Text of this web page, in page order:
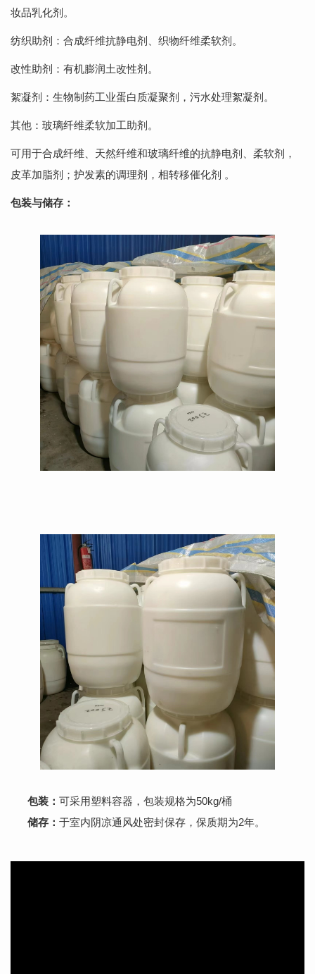
妆品乳化剂。
纺织助剂：合成纤维抗静电剂、织物纤维柔软剂。
改性助剂：有机膨润土改性剂。
絮凝剂：生物制药工业蛋白质凝聚剂，污水处理絮凝剂。
其他：玻璃纤维柔软加工助剂。
可用于合成纤维、天然纤维和玻璃纤维的抗静电剂、柔软剂，
皮革加脂剂；护发素的调理剂，相转移催化剂 。
包装与储存：
包装： 可采用塑料容器，包装规格为50kg/桶
储存： 于室内阴凉通风处密封保存，保质期为2年。